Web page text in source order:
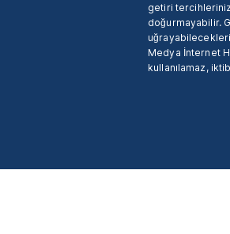
getiri
doğurmayabilir.
Medya İnternet
kullanılamaz,